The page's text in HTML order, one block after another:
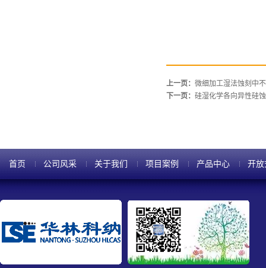
上一页： 微细加工湿法蚀刻中
下一页： 硅湿化学各向异性硅
首页 公司风采 关于我们 项目案例 产品中心 开放